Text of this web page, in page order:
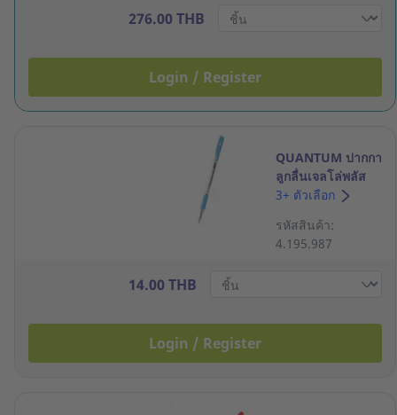
276.00 THB
Login / Register
QUANTUM ปากกา
ลูกลื่นเจลโล่พลัส
สปิริท 1233 ด้าม
น้ำเงิน
3+ ตัวเลือก
รหัสสินค้า:
4.195.987
14.00 THB
Login / Register